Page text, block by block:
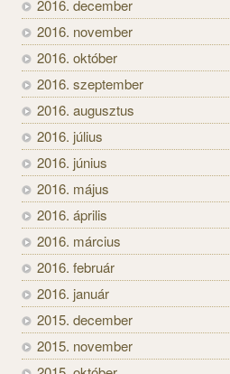
2016. december
2016. november
2016. október
2016. szeptember
2016. augusztus
2016. július
2016. június
2016. május
2016. április
2016. március
2016. február
2016. január
2015. december
2015. november